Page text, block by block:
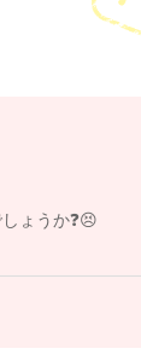
ょうか❓😣